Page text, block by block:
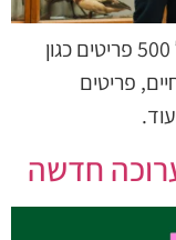
במוזיאון האדם והחי קיים אוסף של מעל 500 פריטים כגון
פריטים
חדשה